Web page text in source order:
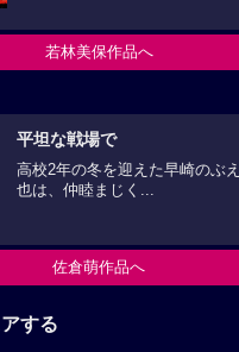
若林美保作品へ
平坦な戦場で
高校2年の冬を迎えた早崎のぶ
也は、仲睦まじく...
佐倉萌作品へ
する